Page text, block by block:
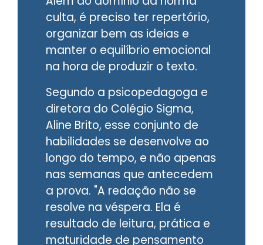
culta, é preciso ter repertório,
organizar bem as ideias e
manter o equilíbrio emocional
na hora de produzir o texto.
Segundo a psicopedagoga e
diretora do Colégio Sigma,
Aline Brito, esse conjunto de
habilidades se desenvolve ao
longo do tempo, e não apenas
nas semanas que antecedem
a prova. "A redação não se
resolve na véspera. Ela é
resultado de leitura, prática e
maturidade de pensamento